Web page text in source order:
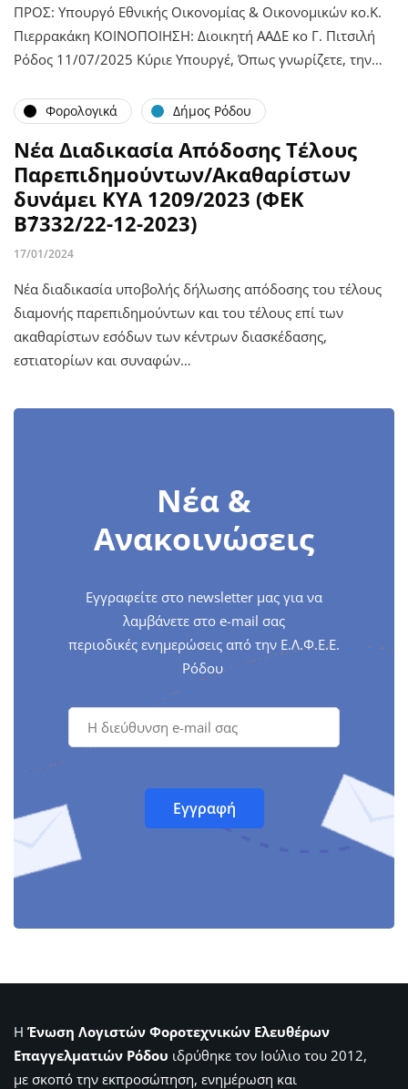
ΠΡΟΣ: Υπουργό Εθνικής Οικονομίας & Οικονομικών κο.Κ.
Πιερρακάκη ΚΟΙΝΟΠΟΙΗΣΗ: Διοικητή ΑΑΔΕ κο Γ. Πιτσιλή
Ρόδος 11/07/2025 Κύριε Υπουργέ, Όπως γνωρίζετε, την…
Φορολογικά Δήμος Ρόδου
Νέα Διαδικασία Απόδοσης Τέλους
Παρεπιδημούντων/Ακαθαρίστων
δυνάμει ΚΥΑ 1209/2023 (ΦΕΚ
Β΄7332/22-12-2023)
17/01/2024
Νέα διαδικασία υποβολής δήλωσης απόδοσης του τέλους
διαμονής παρεπιδημούντων και του τέλους επί των
ακαθαρίστων εσόδων των κέντρων διασκέδασης,
εστιατορίων και συναφών…
Νέα &
Ανακοινώσεις
Εγγραφείτε στο newsletter μας για να
λαμβάνετε στο e-mail σας
περιοδικές ενημερώσεις από την Ε.Λ.Φ.Ε.Ε.
Ρόδου
Η Ένωση Λογιστών Φοροτεχνικών Ελευθέρων
Επαγγελματιών Ρόδου ιδρύθηκε τον Ιούλιο του 2012,
με σκοπό την εκπροσώπηση, ενημέρωση και